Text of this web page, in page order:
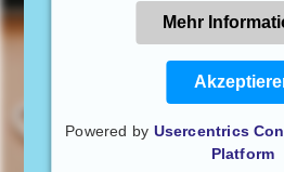
Mehr
Powered by Usercentrics
Platform